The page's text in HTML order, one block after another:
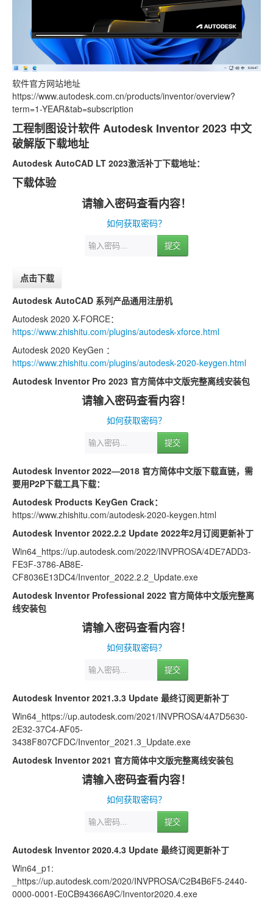
软件官方网站地址
https://www.autodesk.com.cn/products/inventor/overview?
term=1-YEAR&tab=subscription
工程制图设计软件 Autodesk Inventor 2023 中文
破解版下载地址
Autodesk AutoCAD LT 2023激活补丁下载地址：
下载体验
请输入密码查看内容！
如何获取密码？
提交
点击下载
Autodesk AutoCAD 系列产品通用注册机
Autodesk 2020 X-FORCE：
https://www.zhishitu.com/plugins/autodesk-xforce.html
Autodesk 2020 KeyGen ：
https://www.zhishitu.com/plugins/autodesk-2020-keygen.html
Autodesk Inventor Pro 2023 官方简体中文版完整离线安装包
请输入密码查看内容！
如何获取密码？
提交
Autodesk Inventor 2022—2018 官方简体中文版下载直链，需
要用P2P下载工具下载：
Autodesk Products KeyGen Crack：
https://www.zhishitu.com/autodesk-2020-keygen.html
Autodesk Inventor 2022.2.2 Update 2022年2月订阅更新补丁
Win64_https://up.autodesk.com/2022/INVPROSA/4DE7ADD3-
FE3F-3786-AB8E-
CF8036E13DC4/Inventor_2022.2.2_Update.exe
Autodesk Inventor Professional 2022 官方简体中文版完整离
线安装包
请输入密码查看内容！
如何获取密码？
提交
Autodesk Inventor 2021.3.3 Update 最终订阅更新补丁
Win64_https://up.autodesk.com/2021/INVPROSA/4A7D5630-
2E32-37C4-AF05-
3438F807CFDC/Inventor_2021.3_Update.exe
Autodesk Inventor 2021 官方简体中文版完整离线安装包
请输入密码查看内容！
如何获取密码？
提交
Autodesk Inventor 2020.4.3 Update 最终订阅更新补丁
Win64_p1:
_https://up.autodesk.com/2020/INVPROSA/C2B4B6F5-2440-
0000-0001-E0CB94366A9C/Inventor2020.4.exe